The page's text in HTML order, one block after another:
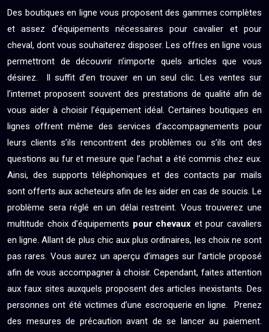
Des boutiques en ligne vous proposent des gammes complètes
et assez d’équipements nécessaires pour cavalier et pour
cheval, dont vous souhaiterez disposer. Les offres en ligne vous
permettront de découvrir n’importe quels articles que vous
désirez. Il suffit d’en trouver en un seul clic. Les ventes sur
l’internet proposent souvent des prestations de qualité afin de
vous aider à choisir l’équipement idéal. Certaines boutiques en
lignes offrent même des services d’accompagnements pour
leurs clients s’ils rencontrent des problèmes ou s’ils ont des
questions au fur et mesure que l’achat a été commis chez eux.
Ainsi, des supports téléphoniques et des contacts par mails
sont offerts aux acheteurs afin de les aider en cas de soucis. Le
problème sera réglé en un délai restreint. Vous trouverez une
multitude choix d’équipements pour chevaux et pour cavaliers
en ligne. Allant de plus chic aux plus ordinaires, les choix ne sont
pas rares. Vous aurez un aperçu d’images sur l’article proposé
afin de vous accompagner à choisir. Cependant, faites attention
aux faux sites auxquels proposent des articles inexistants. Des
personnes ont été victimes d’une escroquerie en ligne. Prenez
des mesures de précaution avant de se lancer au paiement.